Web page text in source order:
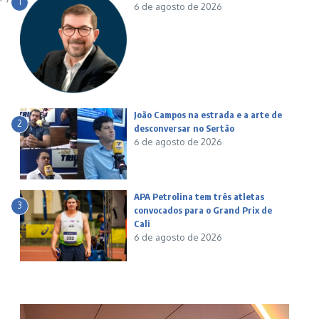
6 de agosto de 2026
2
João Campos na estrada e a arte de
desconversar no Sertão
6 de agosto de 2026
3
APA Petrolina tem três atletas
convocados para o Grand Prix de
Cali
6 de agosto de 2026